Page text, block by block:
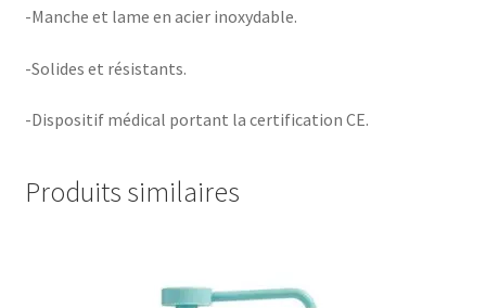
-Manche et lame en acier inoxydable.
-Solides et résistants.
-Dispositif médical portant la certification CE.
Produits similaires